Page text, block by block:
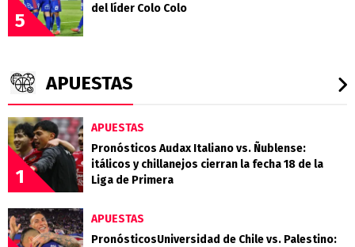
5
del líder Colo Colo
APUESTAS
1
APUESTAS
Pronósticos Audax Italiano vs. Ñublense:
itálicos y chillanejos cierran la fecha 18 de la
Liga de Primera
APUESTAS
PronósticosUniversidad de Chile vs. Palestino: